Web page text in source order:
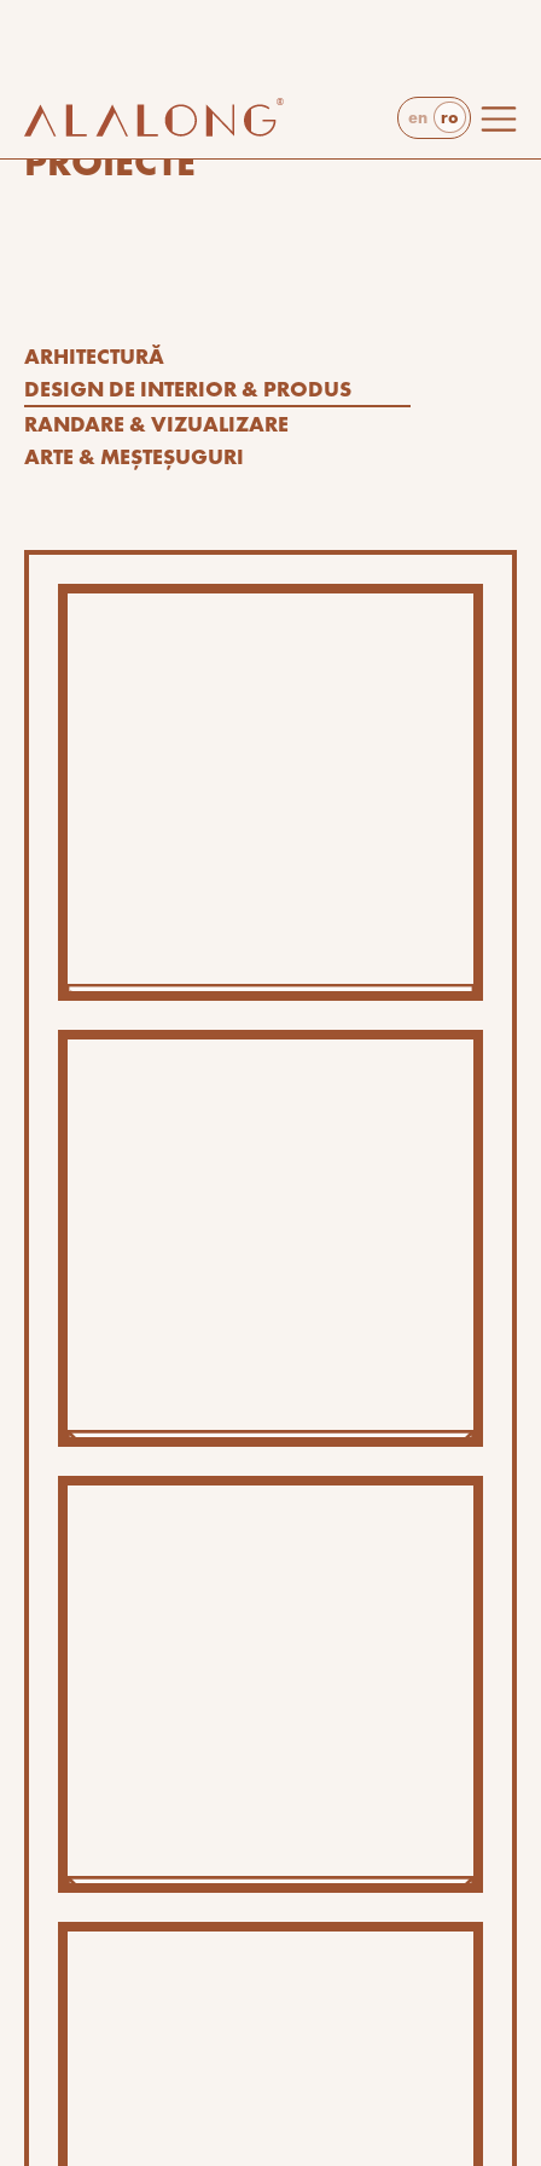
en ro
răsfoiește câteva din proiectele noastre!
PROIECTE
ARHITECTURĂ
DESIGN DE INTERIOR & PRODUS
RANDARE & VIZUALIZARE
ARTE & MEȘTEȘUGURI